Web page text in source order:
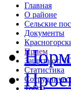
Главная
О районе
Сельские
Документы
Прием
Защита от
Статистика
Торги